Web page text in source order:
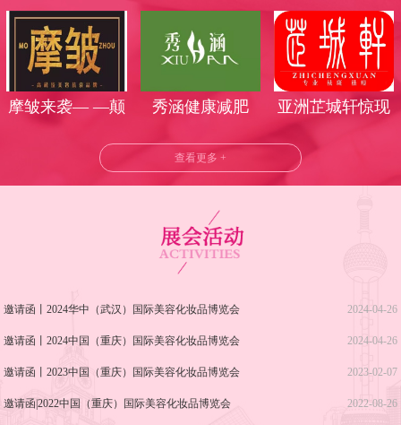
合，蜕变无斑美
丽时光
高端光电品牌霸
气莅临武汉美博
会
摩皱来袭— —颠
秀涵健康减肥
亚洲芷城轩惊现
查看更多 +
2024-04-26
邀请函丨2024华中（武汉）国际美容化妆品博览会
2024-04-26
邀请函丨2024中国（重庆）国际美容化妆品博览会
2023-02-07
邀请函丨2023中国（重庆）国际美容化妆品博览会
2022-08-26
邀请函|2022中国（重庆）国际美容化妆品博览会